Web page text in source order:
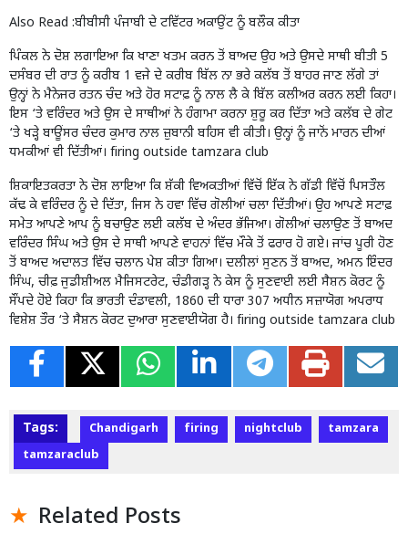
Also Read :ਬੀਬੀਸੀ ਪੰਜਾਬੀ ਦੇ ਟਵਿੱਟਰ ਅਕਾਉਂਟ ਨੂੰ ਬਲੌਕ ਕੀਤਾ
ਪਿੰਕਲ ਨੇ ਦੋਸ਼ ਲਗਾਇਆ ਕਿ ਖਾਣਾ ਖਤਮ ਕਰਨ ਤੋਂ ਬਾਅਦ ਉਹ ਅਤੇ ਉਸਦੇ ਸਾਥੀ ਬੀਤੀ 5
ਦਸੰਬਰ ਦੀ ਰਾਤ ਨੂੰ ਕਰੀਬ 1 ਵਜੇ ਦੇ ਕਰੀਬ ਬਿੱਲ ਨਾ ਭਰੇ ਕਲੱਬ ਤੋਂ ਬਾਹਰ ਜਾਣ ਲੱਗੇ ਤਾਂ
ਉਨ੍ਹਾਂ ਨੇ ਮੈਨੇਜਰ ਰਤਨ ਚੰਦ ਅਤੇ ਹੋਰ ਸਟਾਫ਼ ਨੂੰ ਨਾਲ ਲੈ ਕੇ ਬਿੱਲ ਕਲੀਅਰ ਕਰਨ ਲਈ ਕਿਹਾ।
ਇਸ ‘ਤੇ ਵਰਿੰਦਰ ਅਤੇ ਉਸ ਦੇ ਸਾਥੀਆਂ ਨੇ ਹੰਗਾਮਾ ਕਰਨਾ ਸ਼ੁਰੂ ਕਰ ਦਿੱਤਾ ਅਤੇ ਕਲੱਬ ਦੇ ਗੇਟ
‘ਤੇ ਖੜ੍ਹੇ ਬਾਊਂਸਰ ਚੰਦਰ ਕੁਮਾਰ ਨਾਲ ਜ਼ੁਬਾਨੀ ਬਹਿਸ ਵੀ ਕੀਤੀ। ਉਨ੍ਹਾਂ ਨੂੰ ਜਾਨੋਂ ਮਾਰਨ ਦੀਆਂ
ਧਮਕੀਆਂ ਵੀ ਦਿੱਤੀਆਂ। firing outside tamzara club
ਸ਼ਿਕਾਇਤਕਰਤਾ ਨੇ ਦੋਸ਼ ਲਾਇਆ ਕਿ ਸ਼ੱਕੀ ਵਿਅਕਤੀਆਂ ਵਿੱਚੋਂ ਇੱਕ ਨੇ ਗੱਡੀ ਵਿੱਚੋਂ ਪਿਸਤੌਲ
ਕੱਢ ਕੇ ਵਰਿੰਦਰ ਨੂੰ ਦੇ ਦਿੱਤਾ, ਜਿਸ ਨੇ ਹਵਾ ਵਿੱਚ ਗੋਲੀਆਂ ਚਲਾ ਦਿੱਤੀਆਂ। ਉਹ ਆਪਣੇ ਸਟਾਫ਼
ਸਮੇਤ ਆਪਣੇ ਆਪ ਨੂੰ ਬਚਾਉਣ ਲਈ ਕਲੱਬ ਦੇ ਅੰਦਰ ਭੱਜਿਆ। ਗੋਲੀਆਂ ਚਲਾਉਣ ਤੋਂ ਬਾਅਦ
ਵਰਿੰਦਰ ਸਿੰਘ ਅਤੇ ਉਸ ਦੇ ਸਾਥੀ ਆਪਣੇ ਵਾਹਨਾਂ ਵਿੱਚ ਮੌਕੇ ਤੋਂ ਫਰਾਰ ਹੋ ਗਏ। ਜਾਂਚ ਪੂਰੀ ਹੋਣ
ਤੋਂ ਬਾਅਦ ਅਦਾਲਤ ਵਿੱਚ ਚਲਾਨ ਪੇਸ਼ ਕੀਤਾ ਗਿਆ। ਦਲੀਲਾਂ ਸੁਣਨ ਤੋਂ ਬਾਅਦ, ਅਮਨ ਇੰਦਰ
ਸਿੰਘ, ਚੀਫ਼ ਜੁਡੀਸ਼ੀਅਲ ਮੈਜਿਸਟਰੇਟ, ਚੰਡੀਗੜ੍ਹ ਨੇ ਕੇਸ ਨੂੰ ਸੁਣਵਾਈ ਲਈ ਸੈਸ਼ਨ ਕੋਰਟ ਨੂੰ
ਸੌਂਪਦੇ ਹੋਏ ਕਿਹਾ ਕਿ ਭਾਰਤੀ ਦੰਡਾਵਲੀ, 1860 ਦੀ ਧਾਰਾ 307 ਅਧੀਨ ਸਜ਼ਾਯੋਗ ਅਪਰਾਧ
ਵਿਸ਼ੇਸ਼ ਤੌਰ ‘ਤੇ ਸੈਸ਼ਨ ਕੋਰਟ ਦੁਆਰਾ ਸੁਣਵਾਈਯੋਗ ਹੈ। firing outside tamzara club
Tags: Chandigarh firing nightclub
tamzara
tamzaraclub
Related Posts